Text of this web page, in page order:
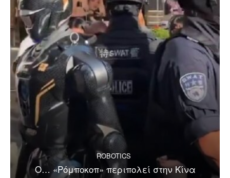
ROBOTICS
Ο… «Ρόμποκοπ» περιπολεί στην Κίνα